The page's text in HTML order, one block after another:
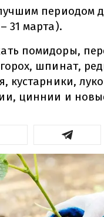
периодом
31 марта).
помидоры,
шпинат,
кустарники,
циннии и